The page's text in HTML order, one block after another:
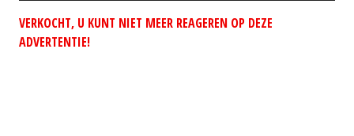
VERKOCHT, U KUNT NIET MEER REAGEREN OP DEZE
ADVERTENTIE!